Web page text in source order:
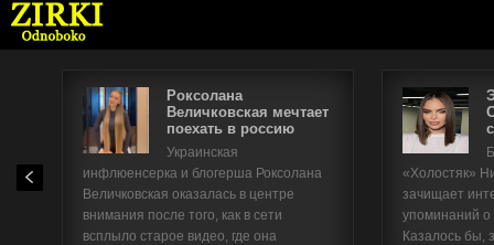
Роксолана
Величковская мечтает
поехать в россию
Украинская
инфлюенсерка и блогерша Роксолана
Величковская оказалась в центре
внимания после того, как в сети
всплыло старое видео, где она
«Холостяк»
зачищает
упоминаний
Казалось бы,
Имя